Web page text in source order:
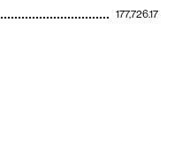
177,726.17